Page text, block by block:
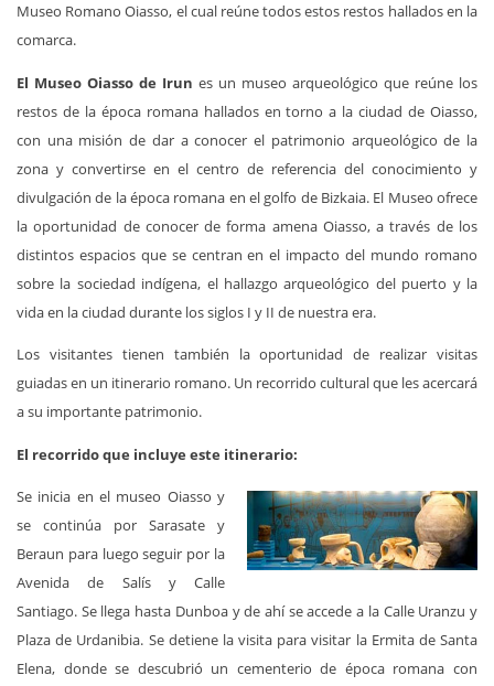
Museo Romano Oiasso, el cual reúne todos estos restos hallados en la
comarca.
El Museo Oiasso de Irun es un museo arqueológico que reúne los
restos de la época romana hallados en torno a la ciudad de Oiasso,
con una misión de dar a conocer el patrimonio arqueológico de la
zona y convertirse en el centro de referencia del conocimiento y
divulgación de la época romana en el golfo de Bizkaia. El Museo ofrece
la oportunidad de conocer de forma amena Oiasso, a través de los
distintos espacios que se centran en el impacto del mundo romano
sobre la sociedad indígena, el hallazgo arqueológico del puerto y la
vida en la ciudad durante los siglos I y II de nuestra era.
Los visitantes tienen también la oportunidad de realizar visitas
guiadas en un itinerario romano. Un recorrido cultural que les acercará
a su importante patrimonio.
El recorrido que incluye este itinerario:
Se inicia en el museo Oiasso y
se continúa por Sarasate y
Beraun para luego seguir por la
Avenida de Salís y Calle
Santiago. Se llega hasta Dunboa y de ahí se accede a la Calle Uranzu y
Plaza de Urdanibia. Se detiene la visita para visitar la Ermita de Santa
Elena, donde se descubrió un cementerio de época romana con